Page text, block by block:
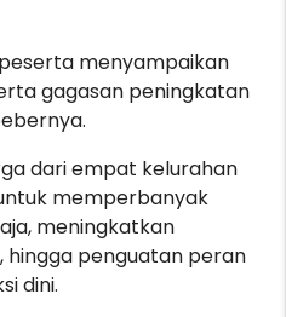
menyampaikan
gagasan peningkatan
dari empat kelurahan
memperbanyak
meningkatkan
hingga penguatan peran
dini.